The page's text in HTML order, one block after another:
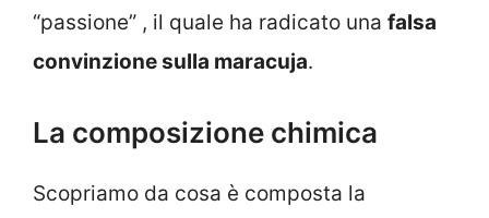
“passione” , il quale ha radicato una falsa
convinzione sulla maracuja.
La composizione chimica
Scopriamo da cosa è composta la